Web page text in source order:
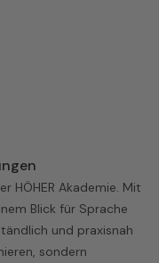
HÖHER Akademie. Mit
Blick für Sprache
und praxisnah
sondern